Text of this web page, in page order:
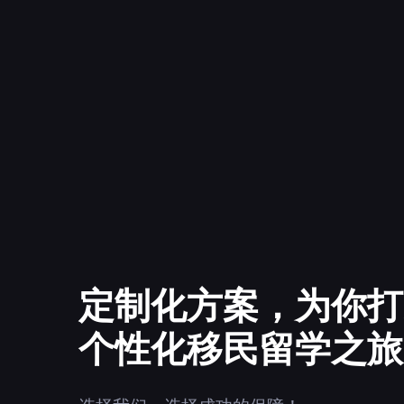
定制化方案，为你
个性化移民留学之